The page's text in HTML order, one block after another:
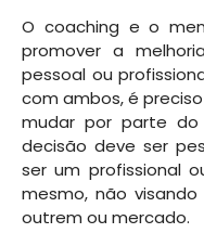
O coaching e o
promover a
pessoal ou
com ambos, é
mudar por parte
decisão deve ser
ser um profissional
mesmo, não
outrem ou mercado.